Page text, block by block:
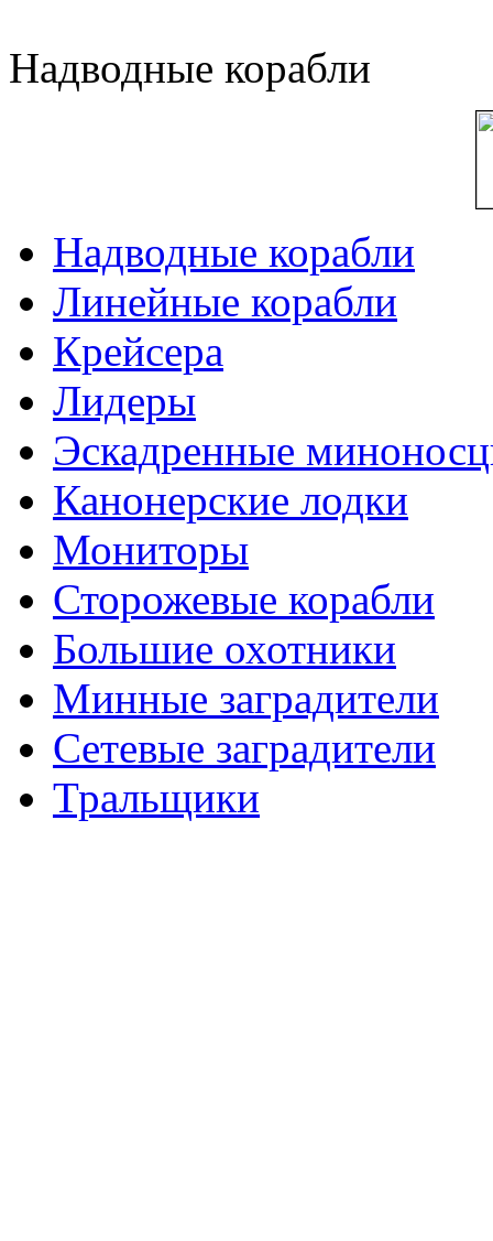
Надводные корабли
Надводные корабли
Линейные корабли
Крейсера
Лидеры
Эскадренные
Канонерские лодки
Мониторы
Сторожевые корабли
Большие охотники
Минные заградители
Сетевые заградители
Тральщики